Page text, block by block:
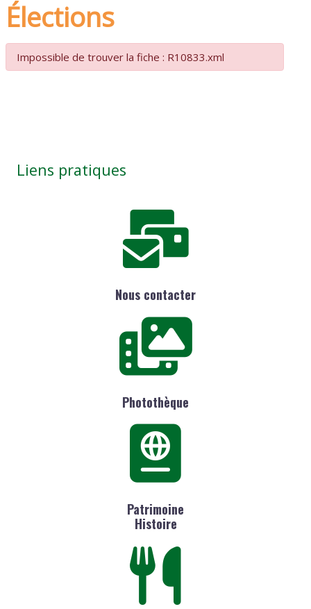
Élections
Impossible de trouver la fiche : R10833.xml
Liens pratiques
Nous contacter
Photothèque
Patrimoine
Histoire